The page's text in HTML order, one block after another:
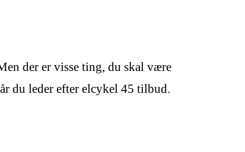
der er visse ting, du skal være
du leder efter elcykel 45 tilbud.